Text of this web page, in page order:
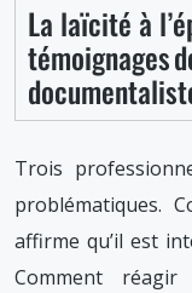
La laïcité à
témoignages
Trois
problématiques.
affirme qu’il est
Comment réagir